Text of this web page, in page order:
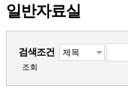
일반자료실
검색조건
조회